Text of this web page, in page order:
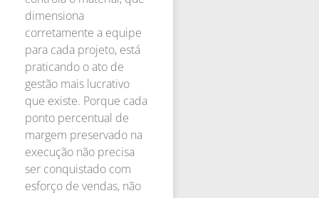
dimensiona
corretamente a equipe
para cada projeto, está
praticando o ato de
gestão mais lucrativo
que existe. Porque cada
ponto percentual de
margem preservado na
execução não precisa
ser conquistado com
esforço de vendas, não